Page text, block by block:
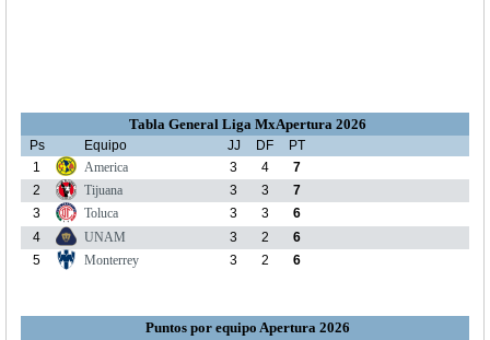
Tabla General Liga MxApertura 2026
Ps Equipo JJ DF
PT
1
America 3 4
7
2
Tijuana 3 3
7
3
Toluca 3 3
6
4
UNAM 3 2
6
5
Monterrey 3 2 6
Puntos por equipo Apertura 2026